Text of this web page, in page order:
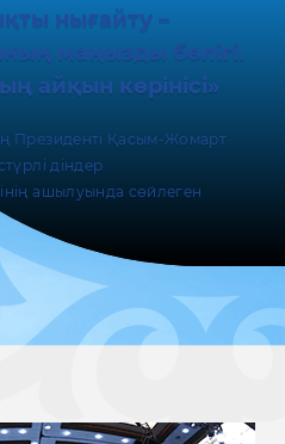
нығайту –
маңызды бөлігі.
айқын көрінісі»
Президенті Қасым-Жомарт
діндер
ашылуында сөйлеген